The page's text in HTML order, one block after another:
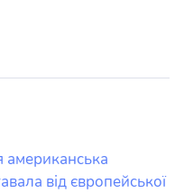
американська
від європейської